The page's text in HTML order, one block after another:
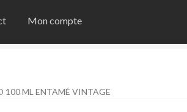
Mon compte
100 ML ENTAMÉ VINTAGE